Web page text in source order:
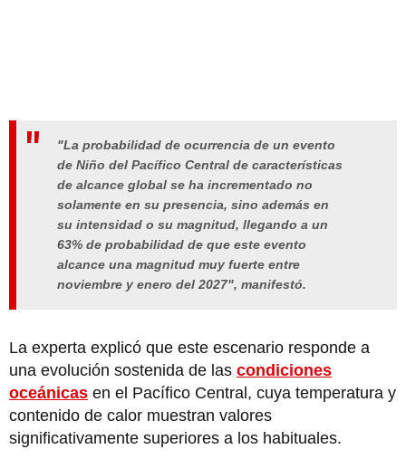
"La probabilidad de ocurrencia de un evento
de Niño del Pacífico Central de características
de alcance global se ha incrementado no
solamente en su presencia, sino además en
su intensidad o su magnitud, llegando a un
63% de probabilidad de que este evento
alcance una magnitud muy fuerte entre
noviembre y enero del 2027", manifestó.
La experta explicó que este escenario responde a
una evolución sostenida de las condiciones
oceánicas en el Pacífico Central, cuya temperatura y
contenido de calor muestran valores
significativamente superiores a los habituales.